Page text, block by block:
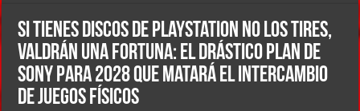
Si tienes discos de PlayStation no los tires,
valdrán una fortuna: el drástico plan de
Sony para 2028 que matará el intercambio
de juegos físicos